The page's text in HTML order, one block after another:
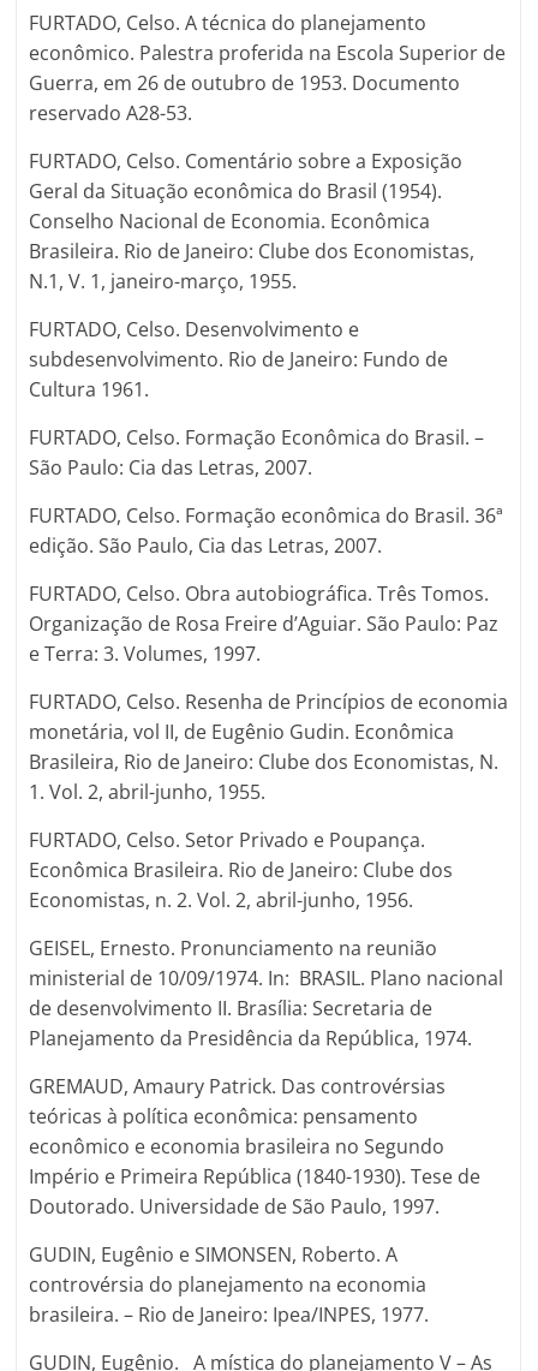
FURTADO, Celso. A técnica do planejamento
econômico. Palestra proferida na Escola Superior de
Guerra, em 26 de outubro de 1953. Documento
reservado A28-53.
FURTADO, Celso. Comentário sobre a Exposição
Geral da Situação econômica do Brasil (1954).
Conselho Nacional de Economia. Econômica
Brasileira. Rio de Janeiro: Clube dos Economistas,
N.1, V. 1, janeiro-março, 1955.
FURTADO, Celso. Desenvolvimento e
subdesenvolvimento. Rio de Janeiro: Fundo de
Cultura 1961.
FURTADO, Celso. Formação Econômica do Brasil. –
São Paulo: Cia das Letras, 2007.
FURTADO, Celso. Formação econômica do Brasil. 36ª
edição. São Paulo, Cia das Letras, 2007.
FURTADO, Celso. Obra autobiográfica. Três Tomos.
Organização de Rosa Freire d’Aguiar. São Paulo: Paz
e Terra: 3. Volumes, 1997.
FURTADO, Celso. Resenha de Princípios de economia
monetária, vol II, de Eugênio Gudin. Econômica
Brasileira, Rio de Janeiro: Clube dos Economistas, N.
1. Vol. 2, abril-junho, 1955.
FURTADO, Celso. Setor Privado e Poupança.
Econômica Brasileira. Rio de Janeiro: Clube dos
Economistas, n. 2. Vol. 2, abril-junho, 1956.
GEISEL, Ernesto. Pronunciamento na reunião
ministerial de 10/09/1974. In: BRASIL. Plano nacional
de desenvolvimento II. Brasília: Secretaria de
Planejamento da Presidência da República, 1974.
GREMAUD, Amaury Patrick. Das controvérsias
teóricas à política econômica: pensamento
econômico e economia brasileira no Segundo
Império e Primeira República (1840-1930). Tese de
Doutorado. Universidade de São Paulo, 1997.
GUDIN, Eugênio e SIMONSEN, Roberto. A
controvérsia do planejamento na economia
brasileira. – Rio de Janeiro: Ipea/INPES, 1977.
GUDIN, Eugênio. A mística do planejamento V – As